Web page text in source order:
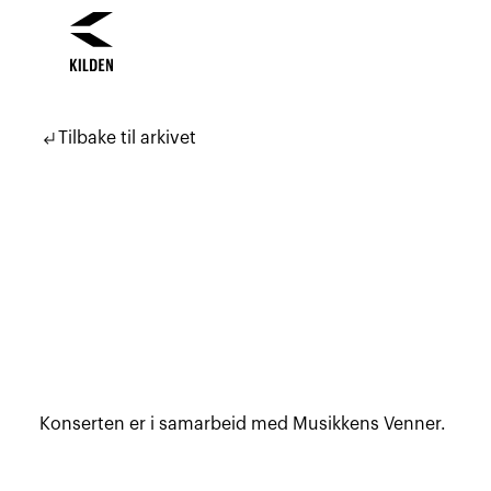
innhold
navigasjon
subdirectory_arrow_leftTilbake til arkivet
Konserten er i samarbeid med Musikkens Venner.